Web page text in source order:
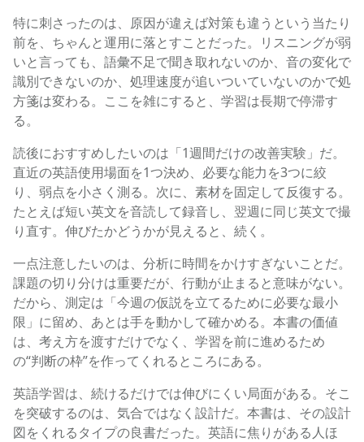
特に刺さったのは、原因が違えば対策も違うという当たり
前を、ちゃんと運用に落とすことだった。リスニングが弱
いと言っても、語彙不足で聞き取れないのか、音の変化で
識別できないのか、処理速度が追いついていないのかで処
方箋は変わる。ここを雑にすると、学習は長期で停滞す
る。
読後におすすめしたいのは「1週間だけの改善実験」だ。
直近の英語使用場面を1つ決め、必要な能力を3つに絞
り、弱点を小さく測る。次に、素材を固定して反復する。
たとえば短い英文を音読して録音し、翌週に同じ英文で撮
り直す。伸びたかどうかが見えると、続く。
一点注意したいのは、分析に時間をかけすぎないことだ。
課題の切り分けは重要だが、行動が止まると意味がない。
だから、測定は「今週の仮説を立てるために必要な最小
限」に留め、あとは手を動かして確かめる。本書の価値
は、考え方を渡すだけでなく、学習を前に進めるため
の“判断の枠”を作ってくれるところにある。
英語学習は、続けるだけでは伸びにくい局面がある。そこ
を突破するのは、気合ではなく設計だ。本書は、その設計
図をくれるタイプの良書だった。英語に焦りがある人ほ